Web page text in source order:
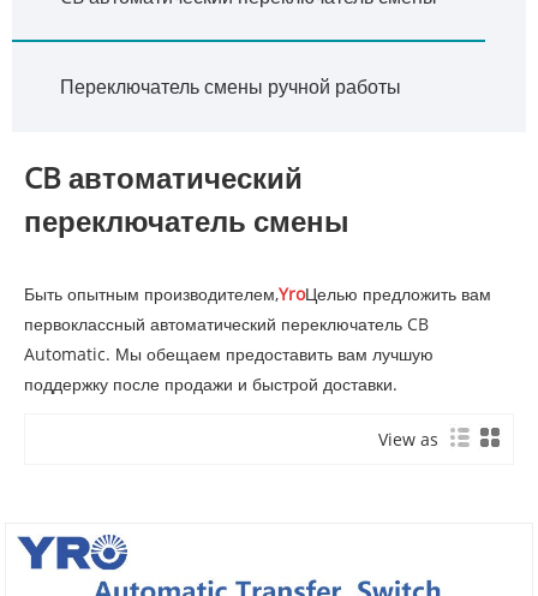
Переключатель смены ручной работы
CB автоматический
переключатель смены
Быть опытным производителем,YroЦелью предложить вам
первоклассный автоматический переключатель CB
Automatic. Мы обещаем предоставить вам лучшую
поддержку после продажи и быстрой доставки.
View as